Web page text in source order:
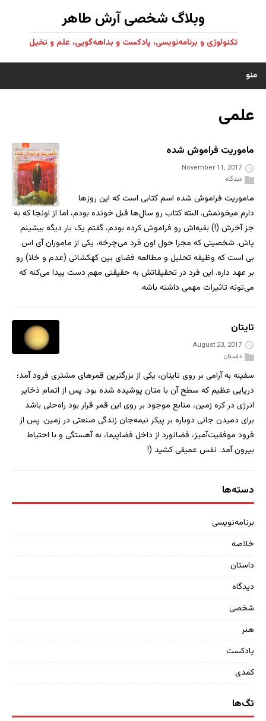
وبلاگ شخصی آرش طاهر
تکنولوژی و برنامه‌نویسی، پادکست و بداهه‌گویی، علم و تخیل
منو
علمی
ماموریت فراموش شده
November 11, 2017
دیدگاه
ماموریت فراموش شده اسم کتابی‌ است که این روز‌ها
دارم میخونمش. البته کتاب رو سال‌ها قبل خونده بودم، اما از اونجا که به
جز آخرش (!) بقیه‌اش رو فراموش کرده بودم، گفتم یک بار دیگه بیشینم
پاش. شخصیتی که مجرا حول اون فرد می‌چرخه، یکی‌ از ماموران آی اس‌
بی‌ است که وظیفه تحلیل و مطالعه فضای بین کهکشانی (عدم و خلا) رو
بر عهد داره. این فرد در تحقیقاتش به حقیقتی مهم دست پیدا می‌کنه که
می‌تونه تاثیرات مهمی‌ داشته باشه.
تایتان
August 23, 2017
داستان
سفینه به آرامی بر روی تایتان، یکی از بزرگترین قمرهای مشتری فرود آمد؛
دریایی عظیم که سطح آن با متان پوشیده شده بود. پس از اتمام ذخایر
انرژی در کره زمین، منابع موجود بر روی این قمر قرار بود راه‌حلی باشد
برای دمیدن جانی دوباره بر پیکر نیمه‌جان زندگی صنعتی در زمین. پس از
فرود موفقیت‌آمیز، فضانورد از داخل فضاپیما، به آهستگی و با احتیاط
بیرون آمد. نفس عمیقی کشید (!
دسته‌ها
برنامه‌نویسی
خلاصه
داستان
دیدگاه
شخصی
هنر
پادکست
کمدی
تگ‌ها